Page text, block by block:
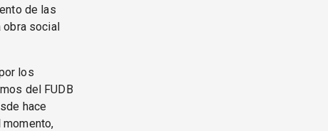
de las
obra social
los
del FUDB
hace